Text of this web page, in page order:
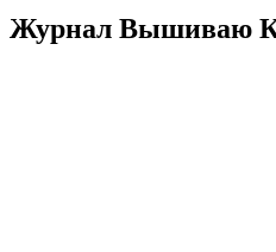
Журнал Вышиваю